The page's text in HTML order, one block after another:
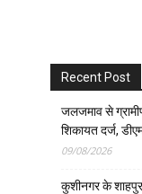
Recent Post
जलजमाव से
शिकायत दर्ज,
09/08/2026
कुशीनगर के